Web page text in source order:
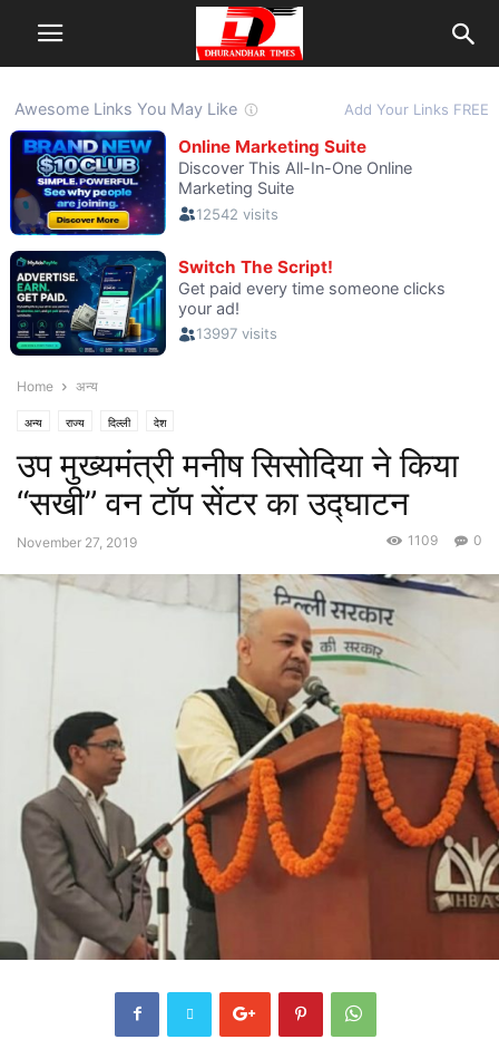
Home अन्य
अन्य राज्य दिल्ली देश
उप मुख्यमंत्री मनीष सिसोदिया ने किया
“सखी” वन टॉप सेंटर का उद्घाटन
November 27, 2019 0
1109